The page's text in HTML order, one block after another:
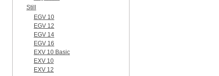
Still
EGV 10
EGV 12
EGV 14
EGV 16
EXV 10 Basic
EXV 10
EXV 12